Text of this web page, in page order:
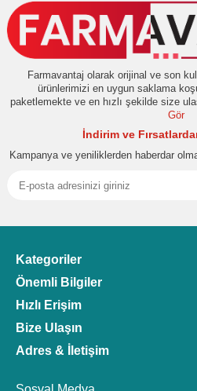
Farmavantaj olarak orijinal ve son
ürünlerimizi en uygun saklama
paketlemekte ve en hızlı şekilde size
Gör
İndirim ve
Kampanya ve yeniliklerden haberdar
Kategoriler
Önemli Bilgiler
Hızlı Erişim
Bize Ulaşın
Adres & İletişim